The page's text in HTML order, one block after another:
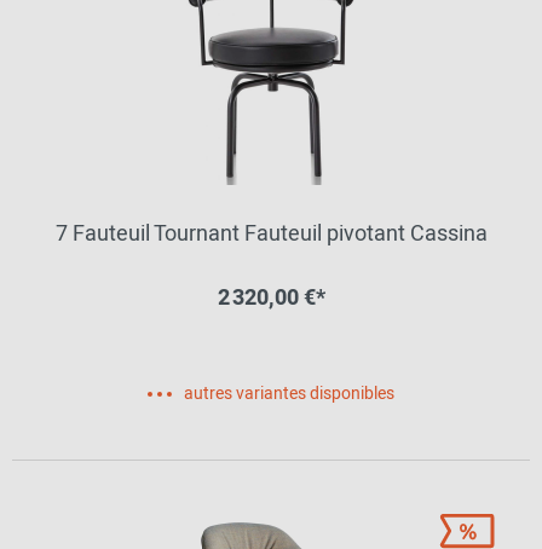
7 Fauteuil Tournant Fauteuil pivotant Cassina
2 320,00 €*
autres variantes disponibles